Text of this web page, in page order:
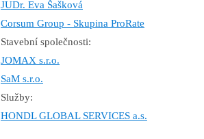
JUDr. Eva Šašková
Corsum Group - Skupina ProRate
Stavební společnosti:
JOMAX s.r.o.
SaM s.r.o.
Služby:
HONDL GLOBAL SERVICES a.s.